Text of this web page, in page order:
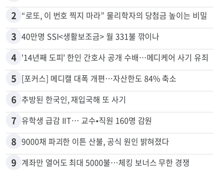
1 취업 잘되는 대학 1위는?…하버드 3위
2 “로또, 이 번호 찍지 마라” 물리학자의 당첨금 높이는 비밀
3 40만명 SSI<생활보조금> 월 331불 깎이나
4 '14년째 도피' 한인 간호사 공개 수배…메디케어 사기 유죄
5 [포커스] 메디캘 대폭 개편…자산한도 84% 축소
6 추방된 한국인, 재입국해 또 사기
7 유학생 급감 IIT… 교수•직원 160명 감원
8 9000채 파괴한 이튼 산불, 공식 원인 밝혀졌다